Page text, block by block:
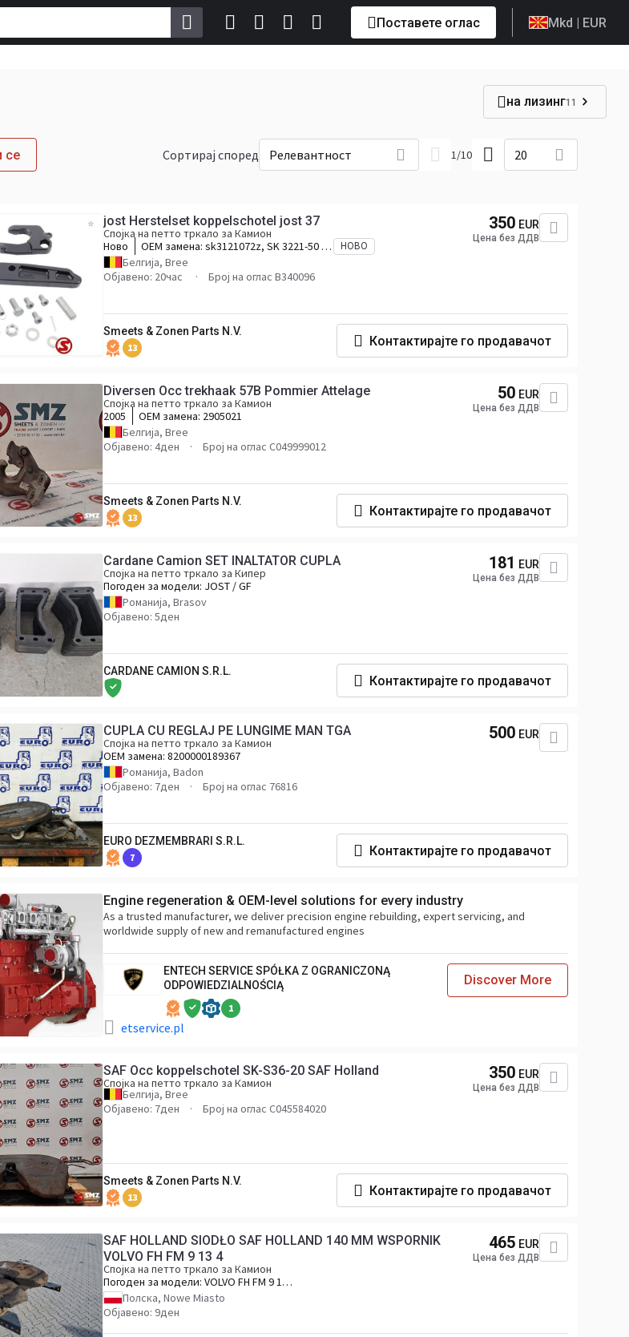
Поставете оглас Mkd | EUR
на лизинг11
се Сортирај според Релевантност 1/10 20
jost Herstelset koppelschotel jost 37
Спојка на петто тркало за Камион
Ново
ОЕМ замена: sk3121072z, SK 3221-50 Z
/ SK 31
НОВО
Белгија, Bree
Објавено: 20час
Број на оглас B340096
350 EUR
Цена без ДДВ
Smeets & Zonen Parts N.V.
13 Контактирајте го продавачот
Diversen Occ trekhaak 57B Pommier Attelage
Спојка на петто тркало за Камион
2005
ОЕМ замена: 2905021
Белгија, Bree
Објавено: 4ден
Број на оглас C049999012
50 EUR
Цена без ДДВ
Smeets & Zonen Parts N.V.
13 Контактирајте го продавачот
Cardane Camion SET INALTATOR CUPLA
Спојка на петто тркало за Кипер
Погоден за модели: JOST / GF
Романија, Brasov
Објавено: 5ден
181 EUR
Цена без ДДВ
CARDANE CAMION S.R.L.
Контактирајте го продавачот
CUPLA CU REGLAJ PE LUNGIME MAN TGA
Спојка на петто тркало за Камион
ОЕМ замена: 8200000189367
Романија, Badon
Објавено: 7ден
Број на оглас 76816
500 EUR
EURO DEZMEMBRARI S.R.L.
7 Контактирајте го продавачот
Engine regeneration & OEM-level solutions for every industry
As a trusted manufacturer, we deliver precision engine rebuilding, expert servicing, and
worldwide supply of new and remanufactured engines
ENTECH SERVICE SPÓŁKA Z OGRANICZONĄ
ODPOWIEDZIALNOŚCIĄ
1
etservice.pl
Discover More
SAF Occ koppelschotel SK-S36-20 SAF Holland
Спојка на петто тркало за Камион
Белгија, Bree
Објавено: 7ден
Број на оглас C045584020
350 EUR
Цена без ДДВ
Smeets & Zonen Parts N.V.
13 Контактирајте го продавачот
SAF HOLLAND SIODŁO SAF HOLLAND 140 MM WSPORNIK
VOLVO FH FM 9 13 4
Спојка на петто тркало за Камион
Погоден за модели: VOLVO FH FM 9 12
13 4Полска, Nowe Miasto
Објавено: 9ден
465 EUR
Цена без ДДВ